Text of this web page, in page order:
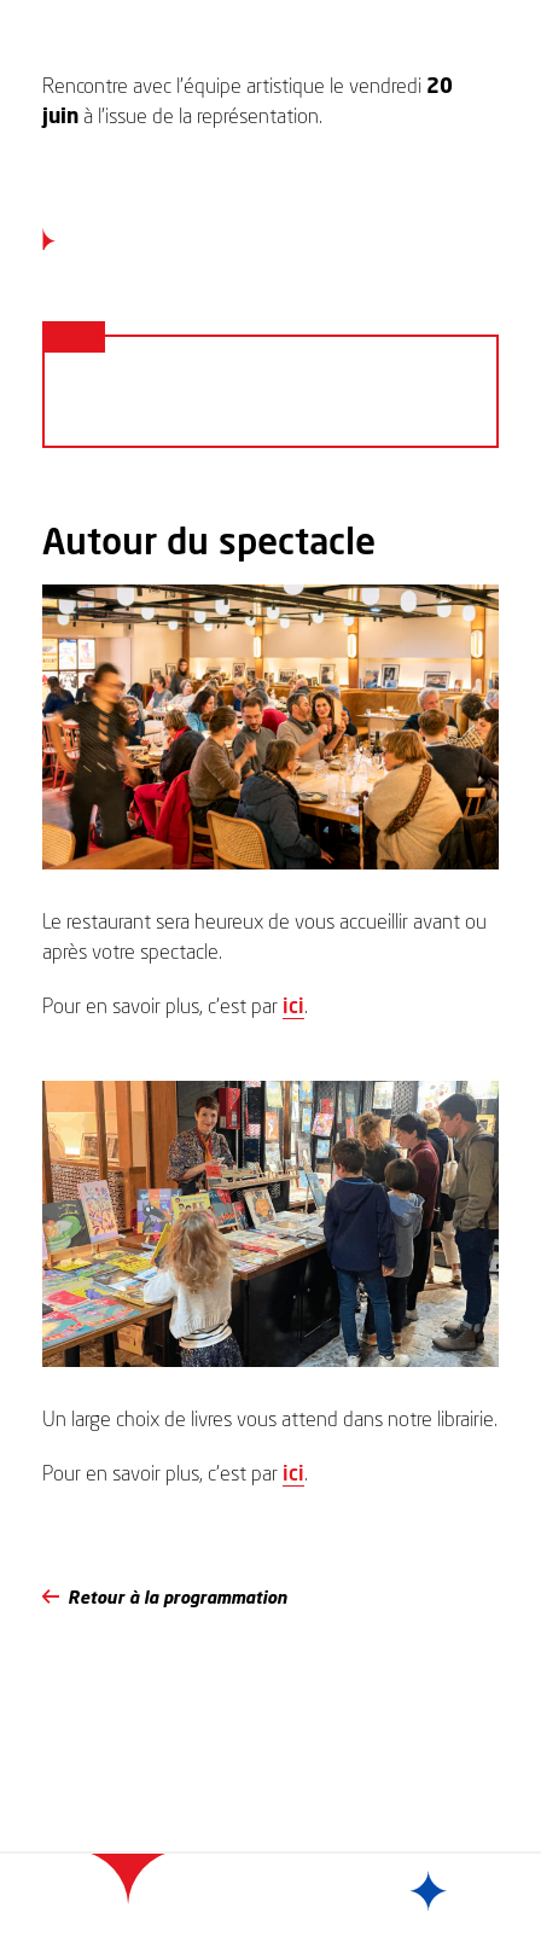
Rencontre avec l’équipe artistique le vendredi 20
juinà l’issue de la représentation.
Autour du spectacle
Le restaurant sera heureux de vous accueillir avant ou
après votre spectacle.
Pour en savoir plus, c’est par ici.
Un large choix de livres vous attend dans notre librairie.
Pour en savoir plus, c’est par ici.
Retour à la programmation